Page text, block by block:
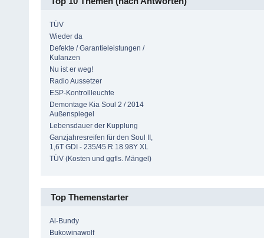
TÜV
Wieder da
Defekte / Garantieleistungen /
Kulanzen
Nu ist er weg!
Radio Aussetzer
ESP-Kontrollleuchte
Demontage Kia Soul 2 / 2014
Außenspiegel
Lebensdauer der Kupplung
Ganzjahresreifen für den Soul II,
1,6T GDI - 235/45 R 18 98Y XL
TÜV (Kosten und ggfls. Mängel)
Top Themenstarter
Al-Bundy
Bukowinawolf